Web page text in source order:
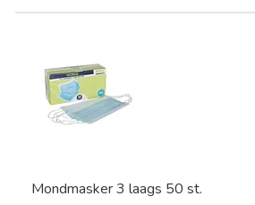
Mondmasker 3 laags 50 st.